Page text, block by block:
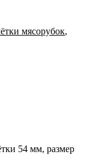
мясорубок,
54 мм, размер